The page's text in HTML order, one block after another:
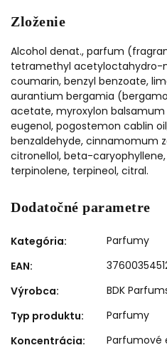
Zloženie
Alcohol denat., parfum
tetramethyl acetyloctahydro-
coumarin, benzyl benzoate,
aurantium bergamia
acetate, myroxylon
eugenol, pogostemon cablin
benzaldehyde, cinnamomum
citronellol, beta-
terpinolene, terpineol, citral.
Dodatočné parametre
Kategória:
Parfumy
EAN:
Výrobca:
BDK
Typ produktu:
Parfumy
Koncentrácia:
Parfumové